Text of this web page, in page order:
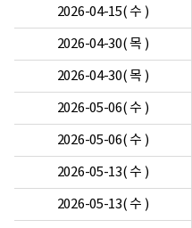
2026-04-15( 수 )
2026-04-30( 목 )
2026-04-30( 목 )
2026-05-06( 수 )
2026-05-06( 수 )
2026-05-13( 수 )
2026-05-13( 수 )